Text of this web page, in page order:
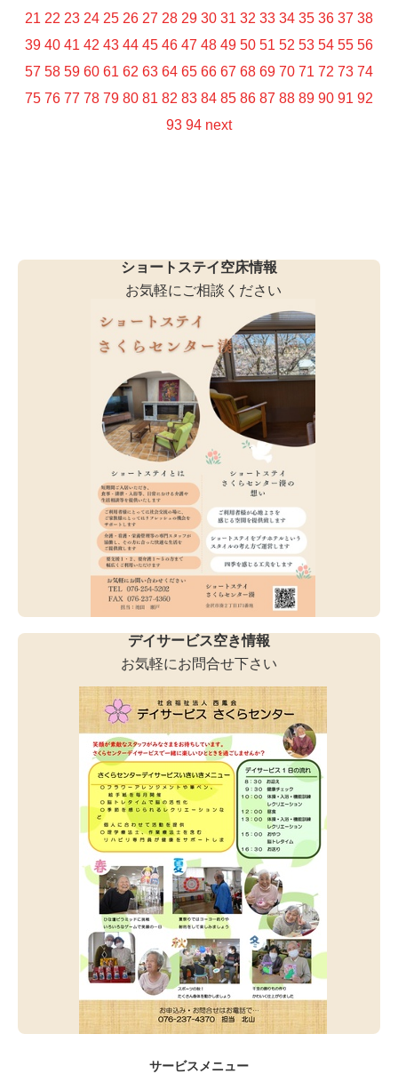
21 22 23 24 25 26 27 28 29 30 31 32 33 34 35 36 37 38
39 40 41 42 43 44 45 46 47 48 49 50 51 52 53 54 55 56
57 58 59 60 61 62 63 64 65 66 67 68 69 70 71 72 73 74
75 76 77 78 79 80 81 82 83 84 85 86 87 88 89 90 91 92
93 94 next
ショートステイ空床情報
お気軽にご相談ください
デイサービス空き情報
お気軽にお問合せ下さい
サービスメニュー